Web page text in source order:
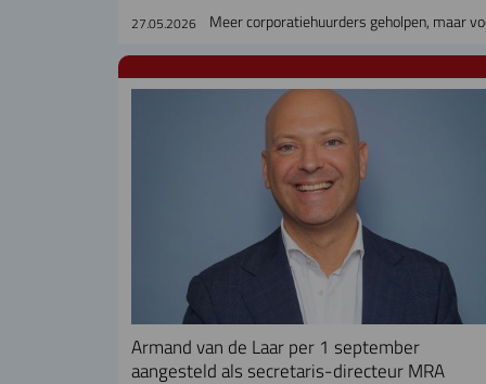
27.05.2026 Meer corporatiehuurders geholpen, maar
Armand van de Laar per 1 september
aangesteld als secretaris-directeur MRA